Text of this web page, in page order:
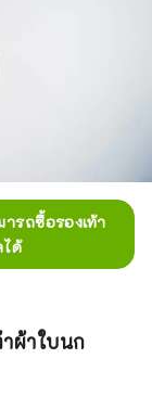
รถซื้อรองเท้า
ด้
ผ้าใบนก